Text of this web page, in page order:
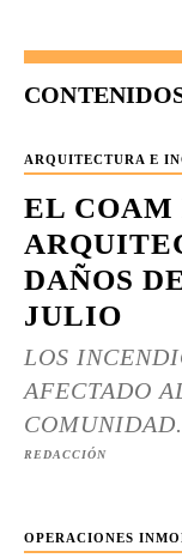
ARQUITECTURA E
EL
DAÑOS
JULIO
LOS
AFECTADO
REDACCIÓN
OPERACIONES